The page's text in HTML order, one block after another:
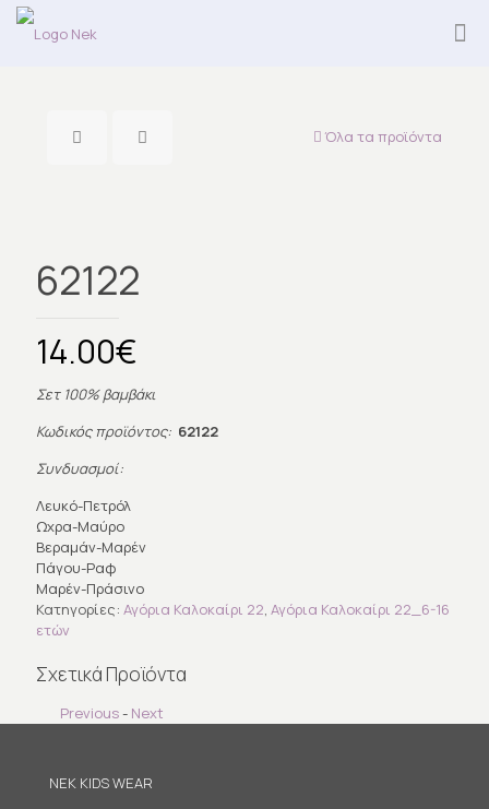
Όλα τα προϊόντα
62122
14.00€
Σετ 100% βαμβάκι
Κωδικός προϊόντος: 62122
Συνδυασμοί:
Λευκό-Πετρόλ
Ωχρα-Μαύρο
Βεραμάν-Μαρέν
Πάγου-Ραφ
Μαρέν-Πράσινο
Κατηγορίες: Αγόρια Καλοκαίρι 22, Αγόρια Καλοκαίρι 22_6-16
ετών
Σχετικά Προϊόντα
Previous- Next
NEK KIDS WEAR